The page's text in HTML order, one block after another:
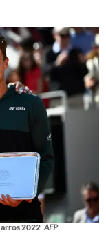
2022 AFP